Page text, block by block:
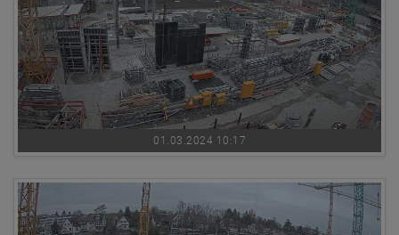
01.03.2024 10:17